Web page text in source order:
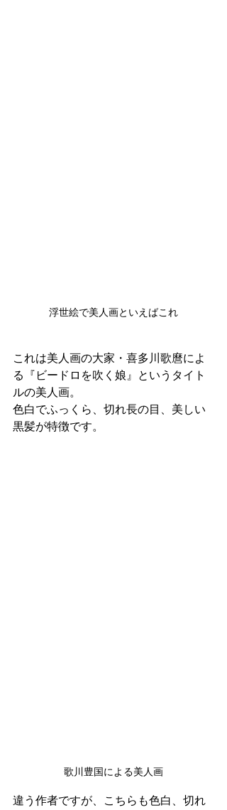
浮世絵で美人画といえばこれ
これは美人画の大家・喜多川歌麿によ
る『ビードロを吹く娘』というタイト
ルの美人画。
色白でふっくら、切れ長の目、美しい
黒髪が特徴です。
歌川豊国による美人画
違う作者ですが、こちらも色白、切れ